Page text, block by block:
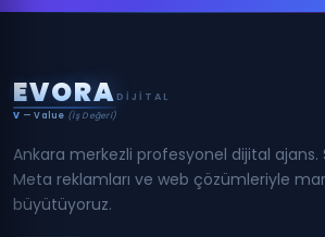
EVORA DIJITAL
V — Value (İş Değeri)
Ankara merkezli profesyonel dijital ajans.
Meta reklamları ve web çözümleriyle
büyütüyoruz.